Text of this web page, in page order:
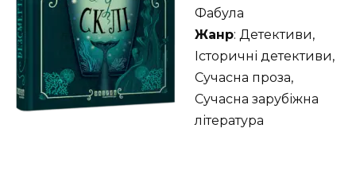
Фабула
Жанр: Детективи,
Історичні детективи,
Сучасна проза,
Сучасна зарубіжна
література